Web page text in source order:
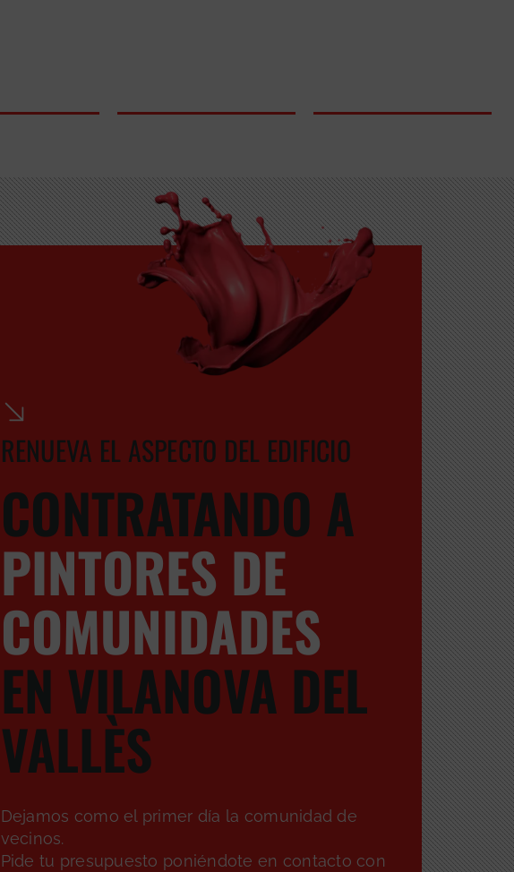
RENUEVA EL ASPECTO DEL EDIFICIO
CONTRATANDO A
PINTORES DE
COMUNIDADES
EN VILANOVA DEL
VALLÈS
Dejamos como el primer día la comunidad de
vecinos.
Pide tu presupuesto poniéndote en contacto con